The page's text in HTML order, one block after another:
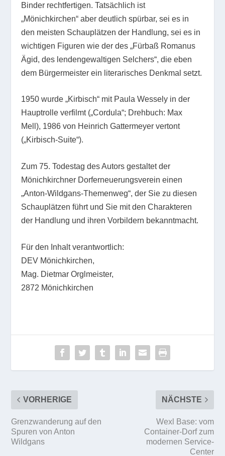
Binder rechtfertigen. Tatsächlich ist
„Mönichkirchen“ aber deutlich spürbar, sei es in
den meisten Schauplätzen der Handlung, sei es in
wichtigen Figuren wie der des „Fürbaß Romanus
Ägid, des lendengewaltigen Selchers“, die eben
dem Bürgermeister ein literarisches Denkmal setzt.
1950 wurde „Kirbisch“ mit Paula Wessely in der
Hauptrolle verfilmt („Cordula“; Drehbuch: Max
Mell), 1986 von Heinrich Gattermeyer vertont
(„Kirbisch-Suite“).
Zum 75. Todestag des Autors gestaltet der
Mönichkirchner Dorferneuerungsverein einen
„Anton-Wildgans-Themenweg“, der Sie zu diesen
Schauplätzen führt und Sie mit den Charakteren
der Handlung und ihren Vorbildern bekanntmacht.
Für den Inhalt verantwortlich:
DEV Mönichkirchen,
Mag. Dietmar Orglmeister,
2872 Mönichkirchen
VORHERIGE
Grenzwanderung auf den
Spuren von Anton
Wildgans
NÄCHSTE
Wexl Base: vom
Container-Dorf zum
modernen Service-
Center